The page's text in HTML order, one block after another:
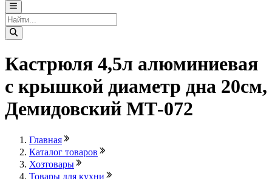
Кастрюля 4,5л алюминиевая
с крышкой диаметр дна 20см,
Демидовский МТ-072
Главная
Каталог товаров
Хозтовары
Товары для кухни